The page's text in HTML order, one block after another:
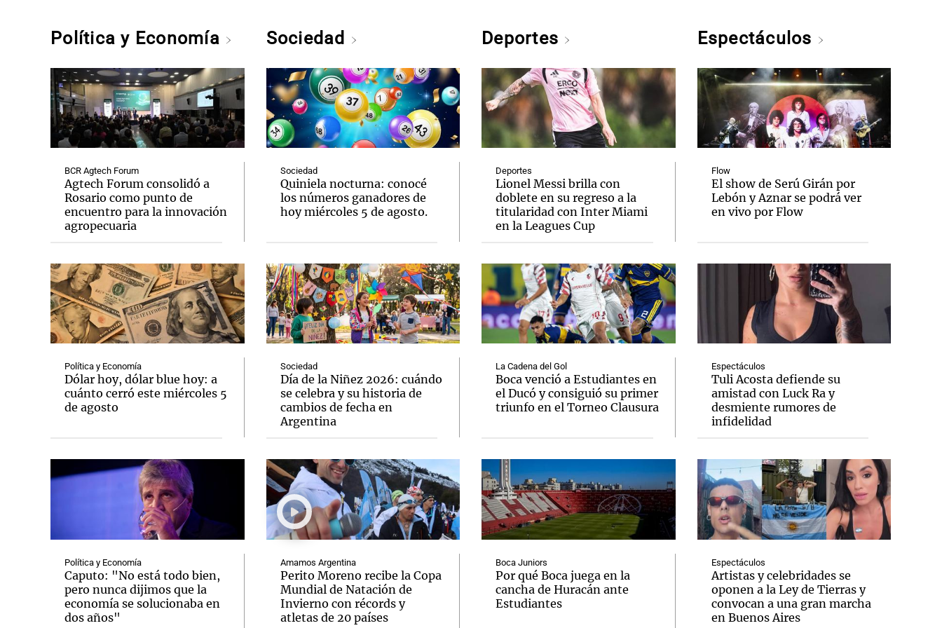
Política y Economía
BCR Agtech Forum
Agtech Forum consolidó a
Rosario como punto de
encuentro para la innovación
agropecuaria
Política y Economía
Dólar hoy, dólar blue hoy: a
cuánto cerró este miércoles 5
de agosto
Política y Economía
Caputo: "No está todo bien,
pero nunca dijimos que la
economía se solucionaba en
dos años"
Sociedad
Sociedad
Quiniela nocturna: conocé
los números ganadores de
hoy miércoles 5 de agosto.
Sociedad
Día de la Niñez 2026: cuándo
se celebra y su historia de
cambios de fecha en
Argentina
Amamos Argentina
Perito Moreno recibe la Copa
Mundial de Natación de
Invierno con récords y
atletas de 20 países
Deportes
Deportes
Lionel Messi brilla con
doblete en su regreso a la
titularidad con Inter Miami
en la Leagues Cup
La Cadena del Gol
Boca venció a Estudiantes en
el Ducó y consiguió su primer
triunfo en el Torneo Clausura
Boca Juniors
Por qué Boca juega en la
cancha de Huracán ante
Estudiantes
Espectáculos
Flow
El show de Serú Girán por
Lebón y Aznar se podrá ver
en vivo por Flow
Espectáculos
Tuli Acosta defiende su
amistad con Luck Ra y
desmiente rumores de
infidelidad
Espectáculos
Artistas y celebridades se
oponen a la Ley de Tierras y
convocan a una gran marcha
en Buenos Aires
Notas
El huracán de Arequito
Notas
Cadena 3 en Groenlandia
Notas